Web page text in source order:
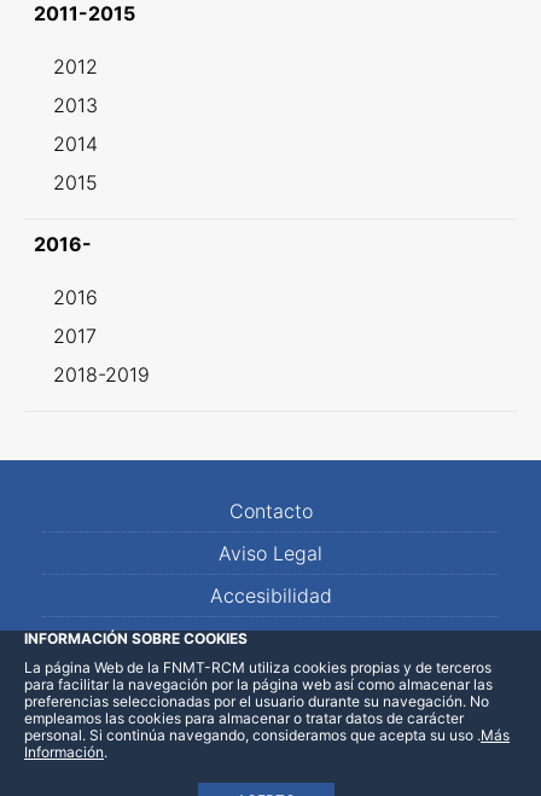
2011-2015
2012
2013
2014
2015
2016-
2016
2017
2018-2019
Contacto
Aviso Legal
Accesibilidad
Mapa Web
INFORMACIÓN SOBRE COOKIES
La página Web de la FNMT-RCM utiliza cookies propias y de terceros
para facilitar la navegación por la página web así como almacenar las
preferencias seleccionadas por el usuario durante su navegación. No
empleamos las cookies para almacenar o tratar datos de carácter
personal. Si continúa navegando, consideramos que acepta su uso .Más
Información.